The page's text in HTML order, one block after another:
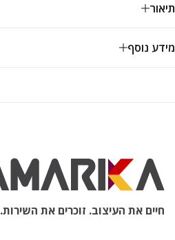
תיאור
מידע נוסף
חיים את העיצוב. זוכרים את השירות.